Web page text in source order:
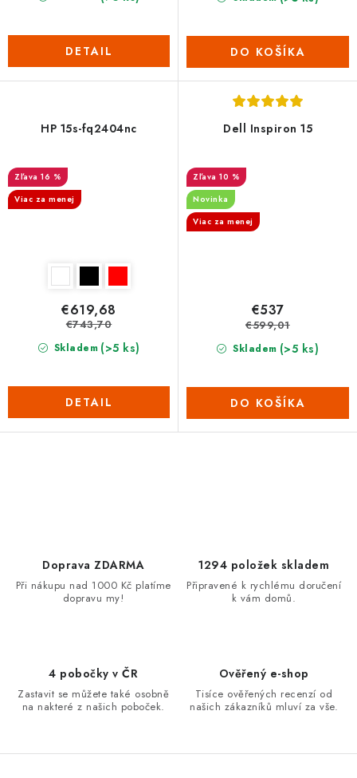
DETAIL DO KOŠÍKA
HP 15s-fq2404nc
16 %
Viac za menej
Skladem (>5 ks)
€619,68
€743,70
DETAIL
Dell Inspiron 15
10 %
Novinka
Viac za menej
Skladem (>5 ks)
€537
€599,01
DO KOŠÍKA
a
y
Doprava ZDARMA
Při nákupu nad 1000 Kč platíme
dopravu my!
1294 položek skladem
Připravené k rychlému doručení
k vám domů.
4 pobočky v ČR
Zastavit se můžete také osobně
na nakteré z našich poboček.
Ověřený e-shop
Tisíce ověřených recenzí od
našich zákazníků mluví za vše.